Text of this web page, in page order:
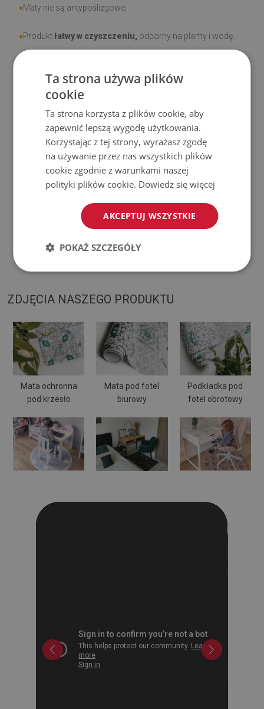
♦Maty nie są antypoślizgowe;
♦Produktłatwy w czyszczeniu, odporny na plamy i wodę.
użytkowaniu wynikające z upływu czasu (np. przetarcia) nie
podlegają reklamacjom.
Jak dbać o produkt?
Czyść wilgotną szmatką — nie używaj silnych środków
chemicznych.
Mata jest przeznaczona do użytku natwardej
powierzchni. Po umieszczeniu na miękkiej powierzchni
ZDJĘCIA NASZEGO PRODUKTU
Mata ochronna
pod krzesło
Mata pod fotel
biurowy
Podkładka pod
fotel obrotowy
Ta strona używa plików
cookie
Ta strona korzysta z plików cookie, aby
zapewnić lepszą wygodę użytkowania.
Korzystając z tej strony, wyrażasz zgodę
na używanie przez nas wszystkich plików
cookie zgodnie z warunkami naszej
polityki plików cookie. Dowiedz się więcej
AKCEPTUJ WSZYSTKIE
POKAŻ SZCZEGÓŁY